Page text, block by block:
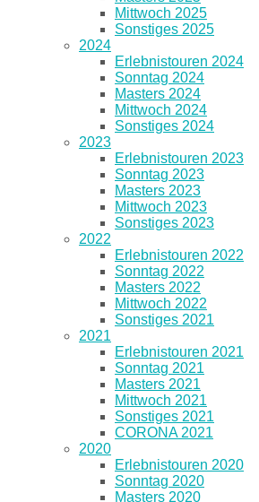
Mittwoch 2025
Sonstiges 2025
2024
Erlebnistouren 2024
Sonntag 2024
Masters 2024
Mittwoch 2024
Sonstiges 2024
2023
Erlebnistouren 2023
Sonntag 2023
Masters 2023
Mittwoch 2023
Sonstiges 2023
2022
Erlebnistouren 2022
Sonntag 2022
Masters 2022
Mittwoch 2022
Sonstiges 2021
2021
Erlebnistouren 2021
Sonntag 2021
Masters 2021
Mittwoch 2021
Sonstiges 2021
CORONA 2021
2020
Erlebnistouren 2020
Sonntag 2020
Masters 2020